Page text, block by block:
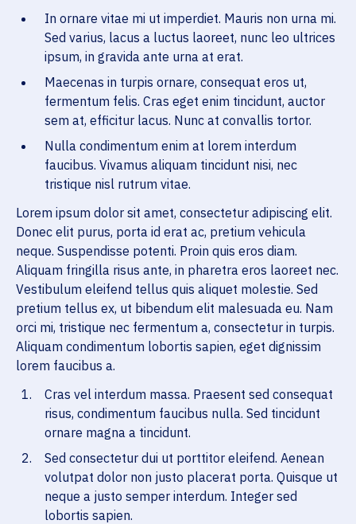
In ornare vitae mi ut imperdiet. Mauris non urna mi.
Sed varius, lacus a luctus laoreet, nunc leo ultrices
ipsum, in gravida ante urna at erat.
Maecenas in turpis ornare, consequat eros ut,
fermentum felis. Cras eget enim tincidunt, auctor
sem at, efficitur lacus. Nunc at convallis tortor.
Nulla condimentum enim at lorem interdum
faucibus. Vivamus aliquam tincidunt nisi, nec
tristique nisl rutrum vitae.
Lorem ipsum dolor sit amet, consectetur adipiscing elit.
Donec elit purus, porta id erat ac, pretium vehicula
neque. Suspendisse potenti. Proin quis eros diam.
Aliquam fringilla risus ante, in pharetra eros laoreet nec.
Vestibulum eleifend tellus quis aliquet molestie. Sed
pretium tellus ex, ut bibendum elit malesuada eu. Nam
orci mi, tristique nec fermentum a, consectetur in turpis.
Aliquam condimentum lobortis sapien, eget dignissim
lorem faucibus a.
Cras vel interdum massa. Praesent sed consequat
risus, condimentum faucibus nulla. Sed tincidunt
ornare magna a tincidunt.
Sed consectetur dui ut porttitor eleifend. Aenean
volutpat dolor non justo placerat porta. Quisque ut
neque a justo semper interdum. Integer sed
lobortis sapien.